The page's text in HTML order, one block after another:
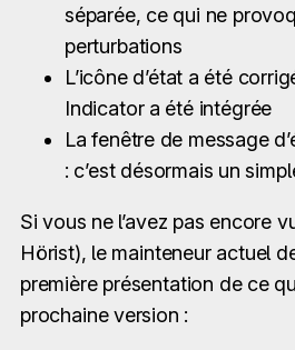
séparée, ce qui ne
perturbations
L’icône d’état a été
Indicator a été intégrée
La fenêtre de message
: c’est désormais un
Si vous ne l’avez pas encore
Hörist), le mainteneur actuel
première présentation de ce
prochaine version :